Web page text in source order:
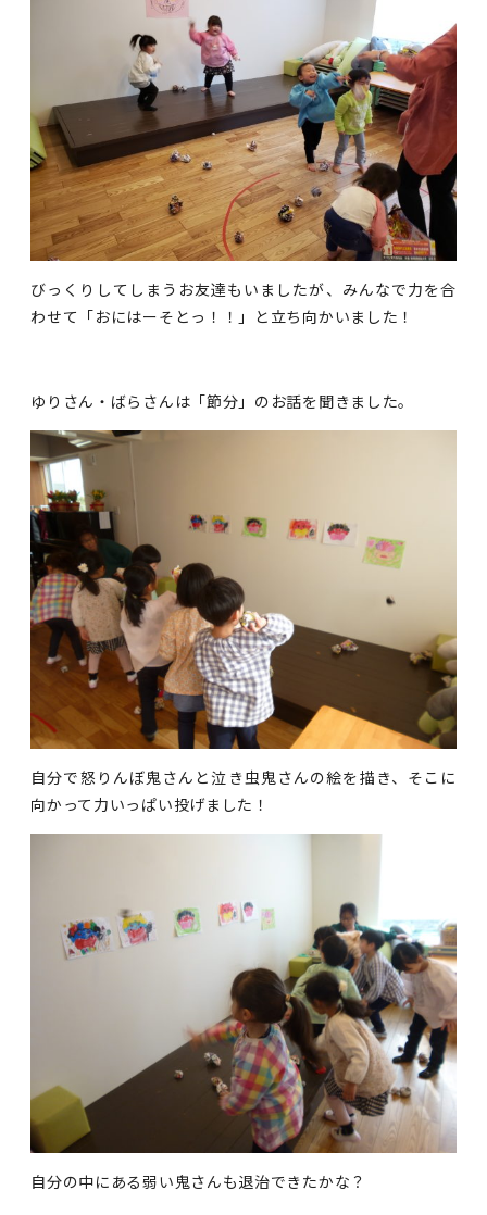
びっくりしてしまうお友達もいましたが、みんなで力を合
わせて「おにはーそとっ！！」と立ち向かいました！
ゆりさん・ばらさんは「節分」のお話を聞きました。
自分で怒りんぼ鬼さんと泣き虫鬼さんの絵を描き、そこに
向かって力いっぱい投げました！
自分の中にある弱い鬼さんも退治できたかな？